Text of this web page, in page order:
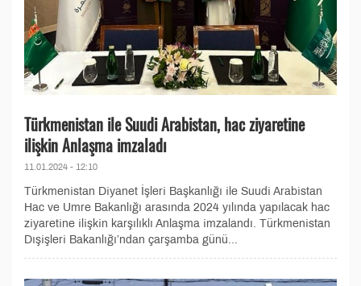
Türkmenistan ile Suudi Arabistan, hac ziyaretine
ilişkin Anlaşma imzaladı
11.01.2024 - 12:10
Türkmenistan Diyanet İşleri Başkanlığı ile Suudi Arabistan
Hac ve Umre Bakanlığı arasında 2024 yılında yapılacak hac
ziyaretine ilişkin karşılıklı Anlaşma imzalandı. Türkmenistan
Dışişleri Bakanlığı’ndan çarşamba günü...